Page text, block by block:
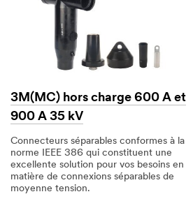
3M(MC) hors charge 600 A et
900 A 35 kV
Connecteurs séparables conformes à la
norme IEEE 386 qui constituent une
excellente solution pour vos besoins en
matière de connexions séparables de
moyenne tension.